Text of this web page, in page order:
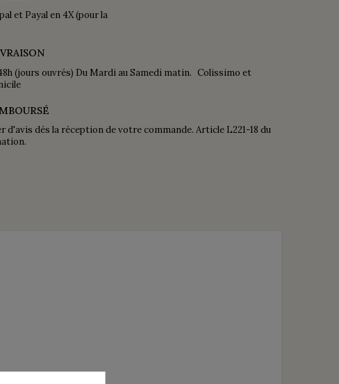
et Payal en 4X (pour la
(jours ouvrés) Du Mardi au Samedi matin. Colissimo et
d'avis dés la réception de votre commande. Article L221-18 du